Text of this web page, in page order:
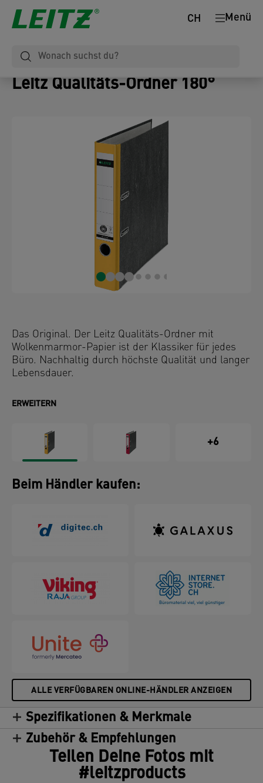
Menü
CH
Leitz Qualitäts-Ordner 180°
Das Original. Der Leitz Qualitäts-Ordner mit
Wolkenmarmor-Papier ist der Klassiker für jedes
Büro. Nachhaltig durch höchste Qualität und langer
Lebensdauer.
ERWEITERN
+6
Beim Händler kaufen:
ALLE VERFÜGBAREN ONLINE-HÄNDLER ANZEIGEN
Spezifikationen & Merkmale
Zubehör & Empfehlungen
Teilen Deine Fotos mit
#leitzproducts